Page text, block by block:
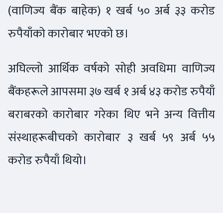
(वाणिज्य बैंक बाहेक) १ खर्ब ५० अर्ब ३३ करोड
रुपैयाँको कारोबार भएको छ।
अघिल्लो आर्थिक वर्षको सोही अवधिमा वाणिज्य
बैंकहरूले आपसमा ३७ खर्ब १ अर्ब ४३ करोड रुपैयाँ
बराबरको कारोबार गरेका थिए भने अन्य वित्तीय
संस्थाहरूबीचको कारोबार ३ खर्ब ५९ अर्ब ५५
करोड रुपैयाँ थियो।